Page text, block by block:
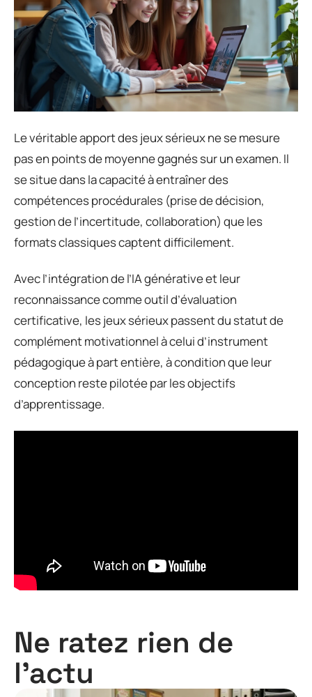
Le véritable apport des jeux sérieux ne se mesure
pas en points de moyenne gagnés sur un examen. Il
se situe dans la capacité à entraîner des
compétences procédurales (prise de décision,
gestion de l’incertitude, collaboration) que les
formats classiques captent difficilement.
Avec l’intégration de l’IA générative et leur
reconnaissance comme outil d’évaluation
certificative, les jeux sérieux passent du statut de
complément motivationnel à celui d’instrument
pédagogique à part entière, à condition que leur
conception reste pilotée par les objectifs
d’apprentissage.
Ne ratez rien de
l'actu